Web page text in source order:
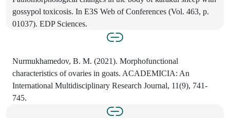
gossypol toxicosis. In E3S Web of Conferences (Vol. 463, p.
01037). EDP Sciences.
Nurmukhamedov, B. M. (2021). Morphofunctional
characteristics of ovaries in goats. ACADEMICIA: An
International Multidisciplinary Research Journal, 11(9), 741-
745.